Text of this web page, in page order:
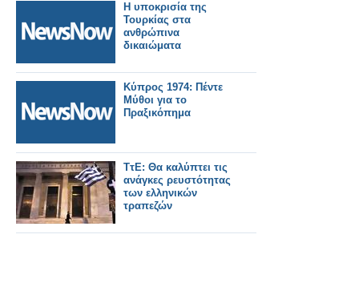
Η υποκρισία της
Τουρκίας στα
ανθρώπινα
δικαιώματα
Κύπρος 1974: Πέντε
Μύθοι για το
Πραξικόπημα
ΤτΕ: Θα καλύπτει τις
ανάγκες ρευστότητας
των ελληνικών
τραπεζών